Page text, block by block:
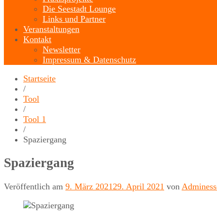
Die Seestadt Lounge
Links und Partner
Veranstaltungen
Kontakt
Newsletter
Impressum & Datenschutz
Startseite
/
Tool
/
Tool 1
/
Spaziergang
Spaziergang
Veröffentlich am 9. März 2021 29. April 2021 von